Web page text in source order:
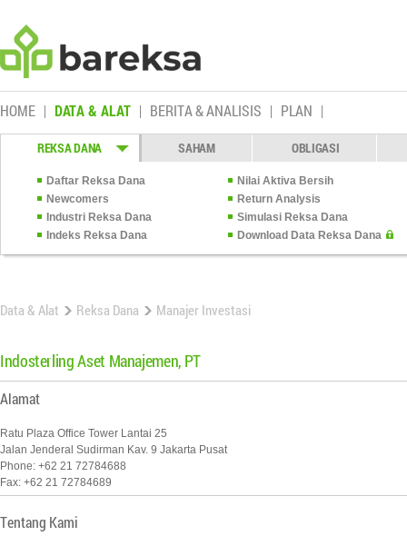
HOME DATA & ALAT BERITA & ANALISIS PLAN
REKSA DANA SAHAM OBLIGASI
Daftar Reksa Dana
Nilai Aktiva Bersih
Newcomers
Return Analysis
Industri Reksa Dana
Simulasi Reksa Dana
Indeks Reksa Dana
Download Data Reksa Dana
Data & Alat Reksa Dana Manajer Investasi
Indosterling Aset Manajemen, PT
Alamat
Ratu Plaza Office Tower Lantai 25
Jalan Jenderal Sudirman Kav. 9 Jakarta Pusat
Phone: +62 21 72784688
Fax: +62 21 72784689
Tentang Kami